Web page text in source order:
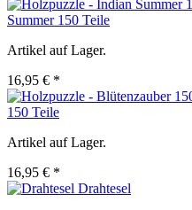
Summer 150 Teile
Artikel auf Lager.
16,95 € *
150 Teile
Artikel auf Lager.
16,95 € *
Drahtesel